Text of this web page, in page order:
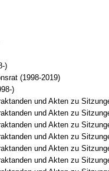
)
(1998-2019)
)
und Akten zu
und Akten zu
und Akten zu
und Akten zu
und Akten zu
und Akten zu